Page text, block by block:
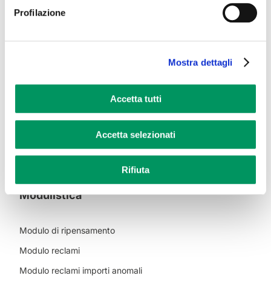
Profilazione
Mostra dettagli
Accetta tutti
Accetta selezionati
Rifiuta
Codice Etico
Scambio informazioni tra operatori
Assicurazione finale clienti Gas
Modulistica
Modulo di ripensamento
Modulo reclami
Modulo reclami importi anomali